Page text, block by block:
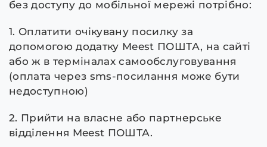
без доступу до мобільної мережі потрібно:
1. Оплатити очікувану посилку за
допомогою додатку Meest ПОШТА, на сайті
або ж в терміналах самообслуговування
(оплата через sms-посилання може бути
недоступною)
2. Прийти на власне або партнерське
відділення Meest ПОШТА.